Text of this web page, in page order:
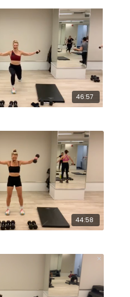
46:57
44:58